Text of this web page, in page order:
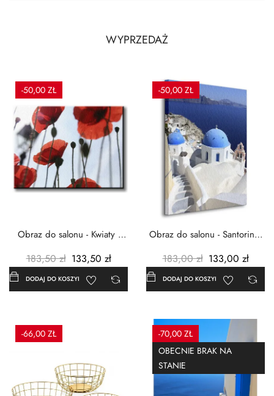
WYPRZEDAŻ
-50,00 ZŁ
Obraz do salonu - Kwiaty -
183,50 zł 133,50 zł
DODAJ DO KOSZYKA
-50,00 ZŁ
Obraz do salonu - Santorini -
183,00 zł 133,00 zł
DODAJ DO KOSZYKA
-66,00 ZŁ
-70,00 ZŁ
OBECNIE BRAK NA
STANIE